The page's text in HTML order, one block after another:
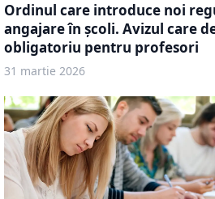
Ordinul care introduce noi
angajare în școli. Avizul care
obligatoriu pentru profesori
31 martie 2026